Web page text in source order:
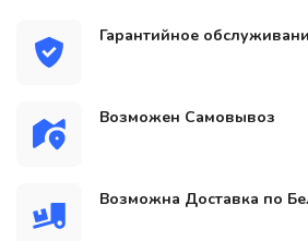
Гарантийное
Возможен Самовывоз
Возможна Доставка по